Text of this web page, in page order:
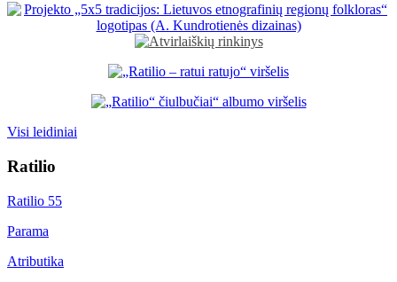
Visi leidiniai
Ratilio
Ratilio 55
Parama
Atributika